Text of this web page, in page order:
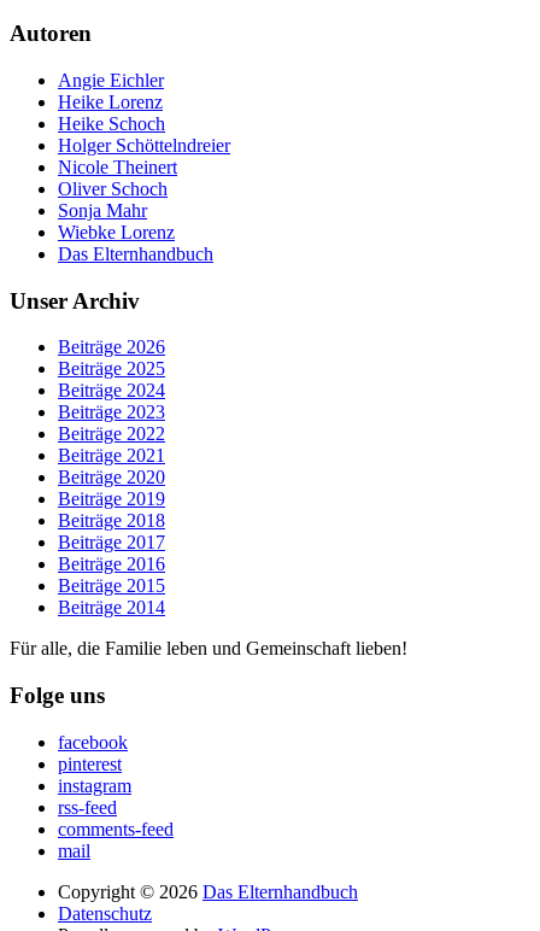
Autoren
Angie Eichler
Heike Lorenz
Heike Schoch
Holger Schöttelndreier
Nicole Theinert
Oliver Schoch
Sonja Mahr
Wiebke Lorenz
Das Elternhandbuch
Unser Archiv
Beiträge 2026
Beiträge 2025
Beiträge 2024
Beiträge 2023
Beiträge 2022
Beiträge 2021
Beiträge 2020
Beiträge 2019
Beiträge 2018
Beiträge 2017
Beiträge 2016
Beiträge 2015
Beiträge 2014
Für alle, die Familie leben und Gemeinschaft lieben!
Folge uns
facebook
pinterest
instagram
rss-feed
comments-feed
mail
Copyright © 2026 Das Elternhandbuch
Datenschutz